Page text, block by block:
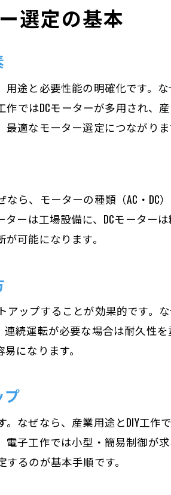
モーター選定の流れと必要な準備事
ーターの種類一覧と用途別の選び
用途に応じたモーター使い分けの
作や産業用で違うモーター選定
ーター種類と用途の関係を徹底
ター選定に役立つトルクと回転数
ーターのトルク計算方法と選定
転数を考慮したモーター選びのポ
ルクと回転数の関係を正しく理解
モーター選定に役立つ計算の手順を
実務で使えるモーターの出力計算
モーターの違いを徹底比較
ーター選定に役立つACとDCの特徴
AC・DCモーターの用途別違いを解説
どちらが適切？ACとDCモーターの
ーター種類別のメリットとデメリ
選定の基本
途と必要性能の明確化です。
ではDCモーターが多用され、
適なモーター選定につながりま
ら、モーターの種類（AC・DC
ーは工場設備に、DCモーター
可能になります。
ップすることが効果的です。
続運転が必要な場合は耐久性
になります。
プ
なぜなら、産業用途とDIY工
子工作では小型・簡易制御が
るのが基本手順です。